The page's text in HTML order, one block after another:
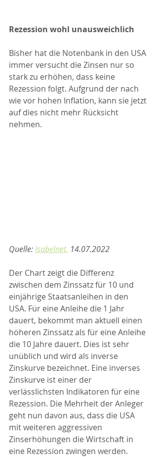
Rezession wohl unausweichlich
Bisher hat die Notenbank in den USA
immer versucht die Zinsen nur so
stark zu erhöhen, dass keine
Rezession folgt. Aufgrund der nach
wie vor hohen Inflation, kann sie jetzt
auf dies nicht mehr Rücksicht
nehmen.
Quelle: Isabelnet, 14.07.2022
Der Chart zeigt die Differenz
zwischen dem Zinssatz für 10 und
einjährige Staatsanleihen in den
USA. Für eine Anleihe die 1 Jahr
dauert, bekommt man aktuell einen
höheren Zinssatz als für eine Anleihe
die 10 Jahre dauert. Dies ist sehr
unüblich und wird als inverse
Zinskurve bezeichnet. Eine inverses
Zinskurve ist einer der
verlässlichsten Indikatoren für eine
Rezession. Die Mehrheit der Anleger
geht nun davon aus, dass die USA
mit weiteren aggressiven
Zinserhöhungen die Wirtschaft in
eine Rezession zwingen werden.